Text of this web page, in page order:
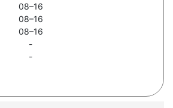
08–16
08–16
08–16
-
-